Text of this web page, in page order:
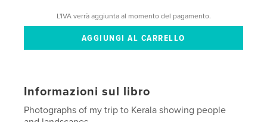
L'IVA verrà aggiunta al momento del pagamento.
Informazioni sul libro
Photographs of my trip to Kerala showing people